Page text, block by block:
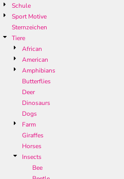
Schule
Sport Motive
Sternzeichen
Tiere
African
American
Amphibians
Butterflies
Deer
Dinosaurs
Dogs
Farm
Giraffes
Horses
Insects
Bee